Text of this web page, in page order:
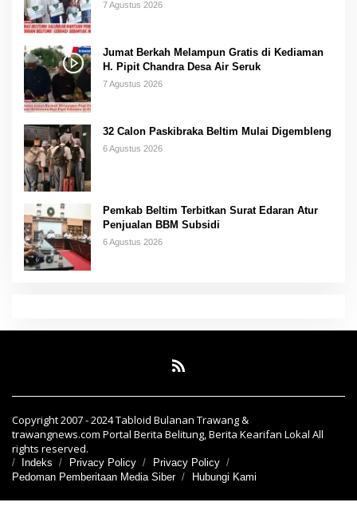
7 Agustus 2026
Jumat Berkah Melampun Gratis di Kediaman
H. Pipit Chandra Desa Air Seruk
7 Agustus 2026
32 Calon Paskibraka Beltim Mulai Digembleng
6 Agustus 2026
Pemkab Beltim Terbitkan Surat Edaran Atur
Penjualan BBM Subsidi
6 Agustus 2026
Copyright 2007 - 2024 Tabloid Bulanan Trawang &
trawangnews.com Portal Berita Belitung, Berita Kearifan Lokal All
rights reserved.
Indeks Privacy Policy
Privacy Policy
Pedoman Pemberitaan Media Siber
Hubungi Kami